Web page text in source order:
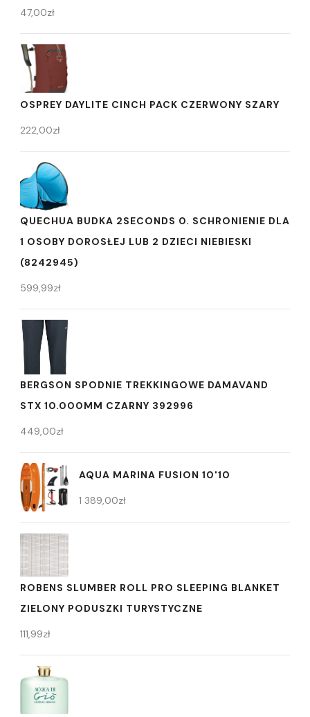
47,00zł
OSPREY DAYLITE CINCH PACK CZERWONY SZARY
222,00zł
QUECHUA BUDKA 2SECONDS 0. SCHRONIENIE DLA
1 OSOBY DOROSŁEJ LUB 2 DZIECI NIEBIESKI
(8242945)
599,99zł
BERGSON SPODNIE TREKKINGOWE DAMAVAND
STX 10.000MM CZARNY 392996
449,00zł
AQUA MARINA FUSION 10'10
1 389,00zł
ROBENS SLUMBER ROLL PRO SLEEPING BLANKET
ZIELONY PODUSZKI TURYSTYCZNE
111,99zł